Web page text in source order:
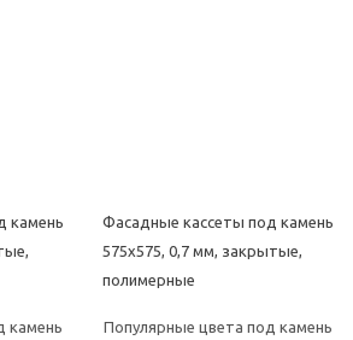
камень
камень
Фасадные кассеты под камень
575х575, 0,7 мм, закрытые,
полимерные
Популярные цвета под камень